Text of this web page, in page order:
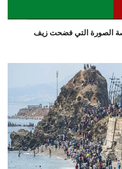
الصورة التي فضحت زيف